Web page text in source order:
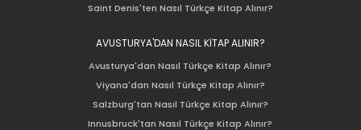
Saint Denis'ten Nasıl Türkçe Kitap Alınır?
AVUSTURYA'DAN NASIL KİTAP ALINIR?
Avusturya'dan Nasıl Türkçe Kitap Alınır?
Viyana'dan Nasıl Türkçe Kitap Alınır?
Salzburg'tan Nasıl Türkçe Kitap Alınır?
Innusbruck'tan Nasıl Türkçe Kitap Alınır?